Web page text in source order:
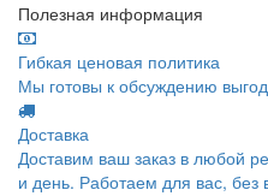
Полезная информация
Гибкая ценовая политика
Мы готовы к обсуждению
Доставка
Доставим ваш заказ в любой
и день. Работаем для вас, без